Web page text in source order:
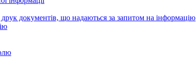
документів, що надаються за запитом на інформацію